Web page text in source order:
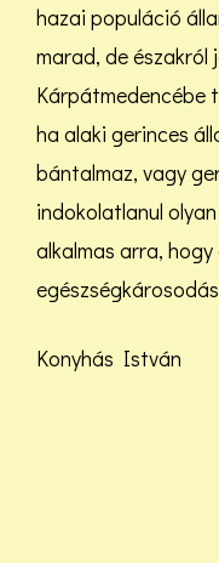
hazai populáció
marad, de északról
Kárpátmedencébe
ha alaki gerinces
bántalmaz, vagy
indokolatlanul
alkalmas arra,
Konyhás István